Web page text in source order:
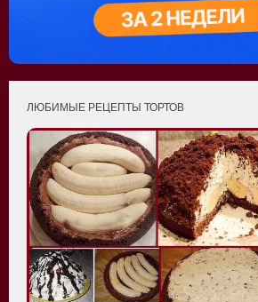
ЛЮБИМЫЕ РЕЦЕПТЫ ТОРТОВ